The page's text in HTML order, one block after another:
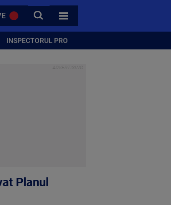
CAUTA
TOATE CATEGORIILE
INSPECTORUL PRO
Planul